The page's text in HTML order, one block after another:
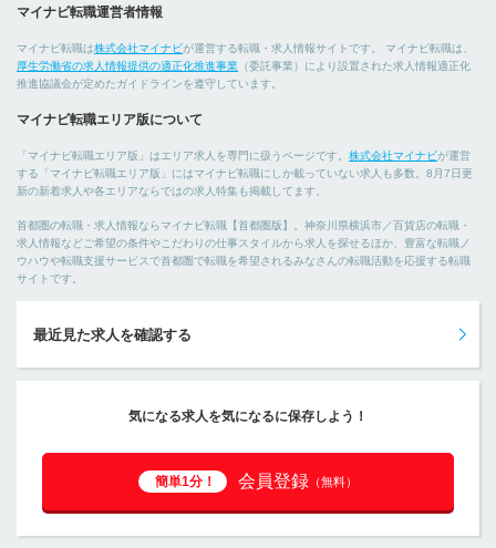
マイナビ転職運営者情報
マイナビ転職は株式会社マイナビが運営する転職・求人情報サイトです。 マイナビ転職は、
厚生労働省の求人情報提供の適正化推進事業 （委託事業）により設置された求人情報適正化
推進協議会が定めたガイドラインを遵守しています。
マイナビ転職エリア版について
「マイナビ転職エリア版」はエリア求人を専門に扱うページです。 株式会社マイナビが運営
する「マイナビ転職エリア版」にはマイナビ転職にしか載っていない求人も多数。8月7日更
新の新着求人や各エリアならではの求人特集も掲載してます。
首都圏の転職・求人情報ならマイナビ転職【首都圏版】。神奈川県横浜市／百貨店の転職・
求人情報などご希望の条件やこだわりの仕事スタイルから求人を探せるほか、豊富な転職ノ
ウハウや転職支援サービスで首都圏で転職を希望されるみなさんの転職活動を応援する転職
サイトです。
最近見た求人を確認する
気になる求人を気になるに保存しよう！
簡単1分！ 会員登録 （無料）